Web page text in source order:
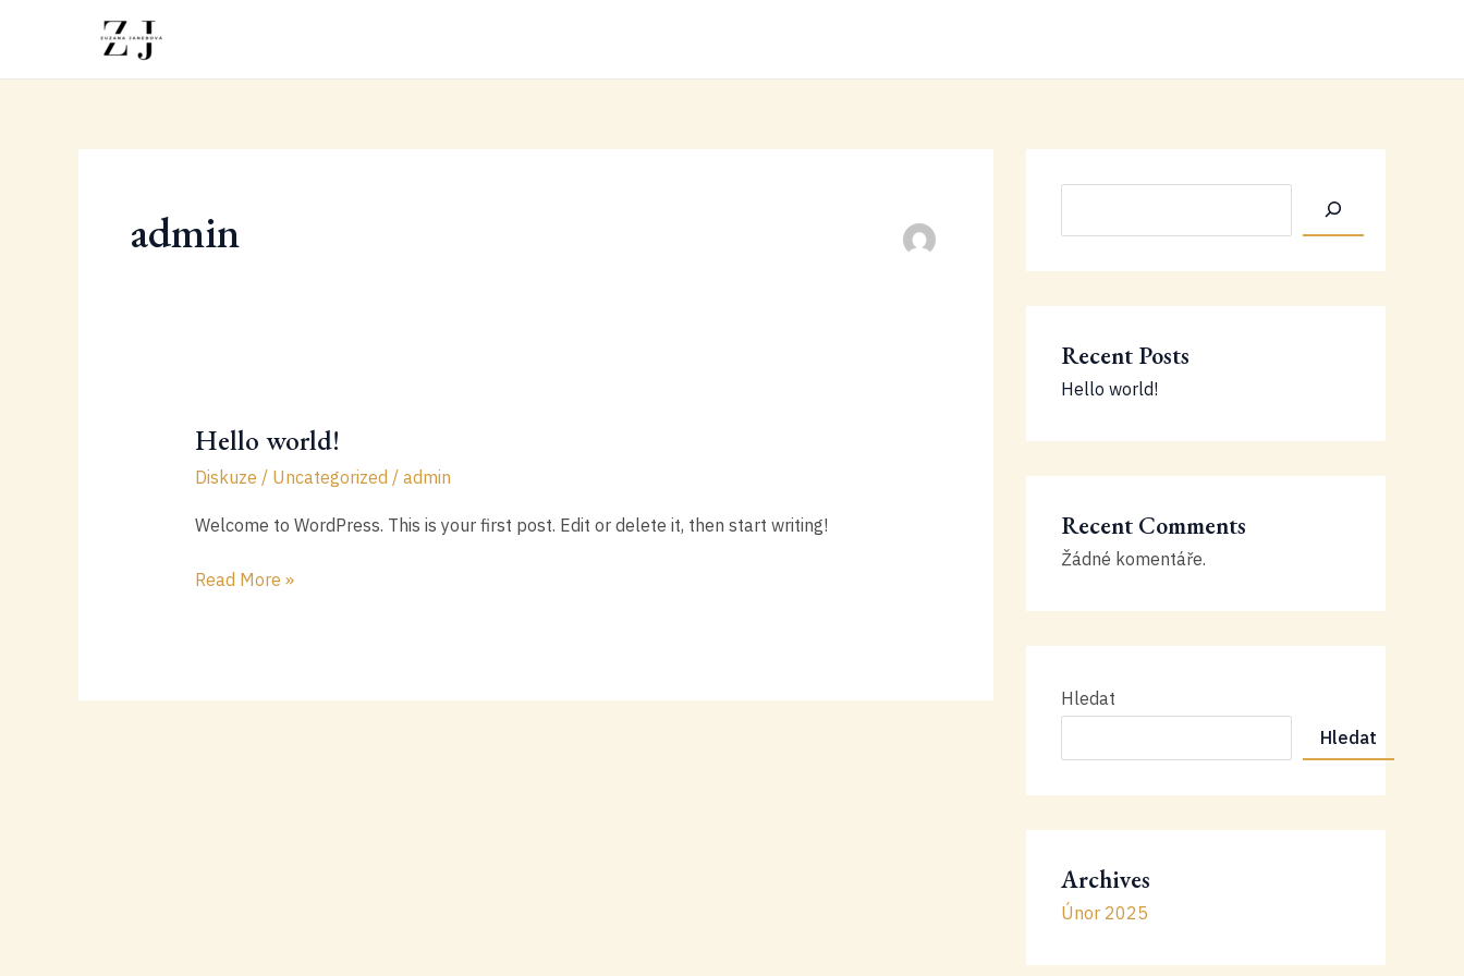
admin
Hello world!
Diskuze / Uncategorized / admin
Welcome to WordPress. This is your first post. Edit or delete it, then start writing!
Hello
Read More »
Recent Posts
Hello world!
Recent Comments
Žádné komentáře.
Hledat
Hledat
Archives
Únor 2025